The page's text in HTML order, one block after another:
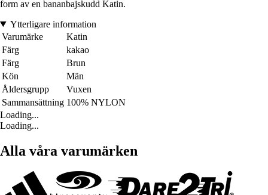
form av en bananbajskudd Katin.
Ytterligare information
Varumärke
Katin
Färg
kakao
Färg
Brun
Kön
Män
Åldersgrupp
Vuxen
Sammansättning 100% NYLON
Loading...
Loading...
Alla våra varumärken